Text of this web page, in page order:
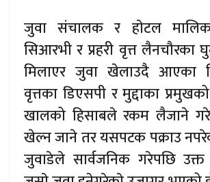
जुवा संचालक र हाेटल
सिआरभी र प्रहरी वृत्त लैनचौरका
मिलाएर जुवा खेलाउदै आएका
वृत्तका डिएसपी र मुद्दाका
खालको हिसाबले रकम लैजाने
खेल्न जाने तर यसपटक पक्राउ
जुवाडेले सार्वजनिक गरेपछि